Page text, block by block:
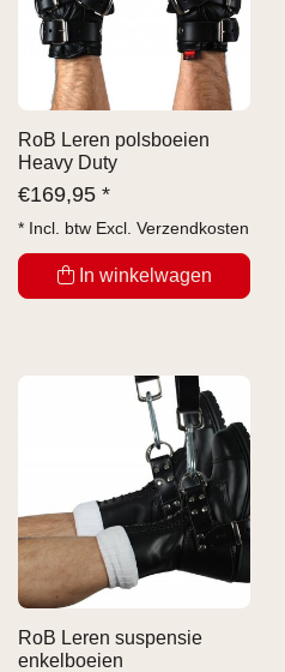
RoB Leren polsboeien
Heavy Duty
€169,95 *
* Incl. btw Excl. Verzendkosten
In winkelwagen
RoB Leren suspensie
enkelboeien